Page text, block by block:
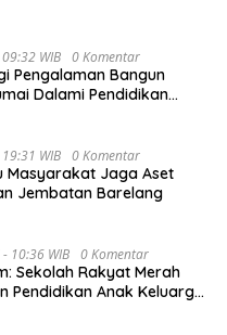
WIB 0 Komentar
Pengalaman Bangun
Dalami Pendidikan
WIB 0 Komentar
Masyarakat Jaga Aset
Jembatan Barelang
10:36 WIB 0 Komentar
Sekolah Rakyat Merah
Pendidikan Anak Keluarga